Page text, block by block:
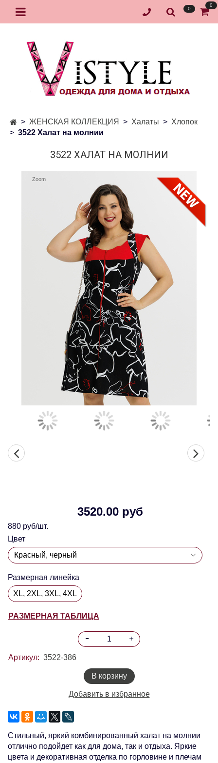
0
0
ЖЕНСКАЯ КОЛЛЕКЦИЯ Халаты
Хлопок
3522 Халат на молнии
3522 ХАЛАТ НА МОЛНИИ
Zoom
3520.00 руб
880 руб/шт.
Цвет
Размерная линейка
XL, 2XL, 3XL, 4XL
РАЗМЕРНАЯ ТАБЛИЦА
Артикул: 3522-386
В корзину
Добавить в избранное
Стильный, яркий комбинированный халат на молнии
отлично подойдет как для дома, так и отдыха. Яркие
цвета и декоративная отделка по горловине и плечам